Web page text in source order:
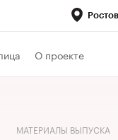
О проекте
МАТЕРИАЛЫ ВЫПУСКА